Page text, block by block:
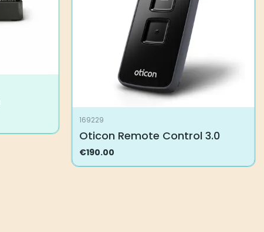
169229
Oticon Remote Control 3.0
€190.00